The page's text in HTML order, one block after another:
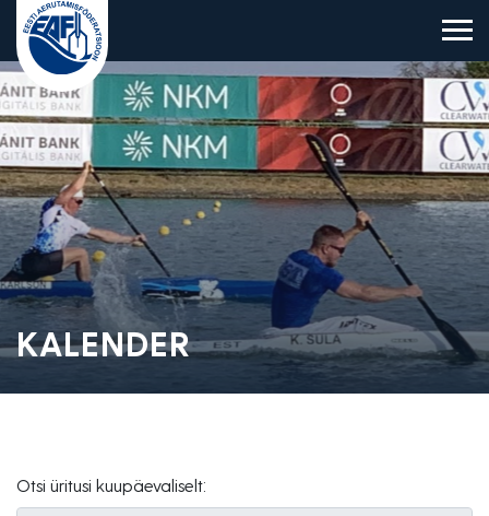
Eesti Aerutamisföderatsioon
KALENDER
Otsi üritusi kuupäevaliselt: